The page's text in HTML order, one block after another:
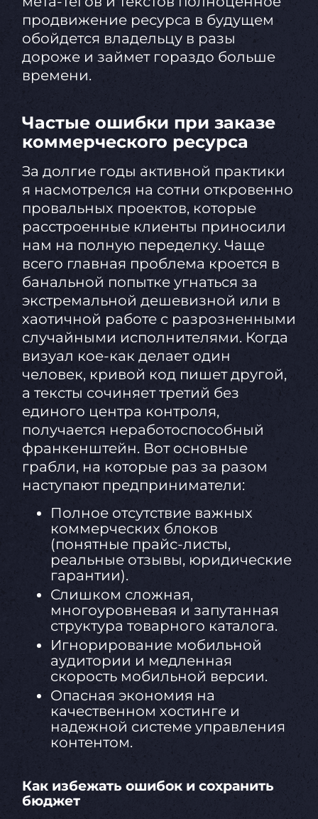
продвижение ресурса в будущем
обойдется владельцу в разы
дороже и займет гораздо больше
времени.
Частые ошибки при заказе
коммерческого ресурса
За долгие годы активной практики
я насмотрелся на сотни откровенно
провальных проектов, которые
расстроенные клиенты приносили
нам на полную переделку. Чаще
всего главная проблема кроется в
банальной попытке угнаться за
экстремальной дешевизной или в
хаотичной работе с разрозненными
случайными исполнителями. Когда
визуал кое-как делает один
человек, кривой код пишет другой,
а тексты сочиняет третий без
единого центра контроля,
получается неработоспособный
франкенштейн. Вот основные
грабли, на которые раз за разом
наступают предприниматели:
Полное отсутствие важных
коммерческих блоков
(понятные прайс-листы,
реальные отзывы, юридические
гарантии).
Слишком сложная,
многоуровневая и запутанная
структура товарного каталога.
Игнорирование мобильной
аудитории и медленная
скорость мобильной версии.
Опасная экономия на
качественном хостинге и
надежной системе управления
контентом.
Как избежать ошибок и сохранить
бюджет